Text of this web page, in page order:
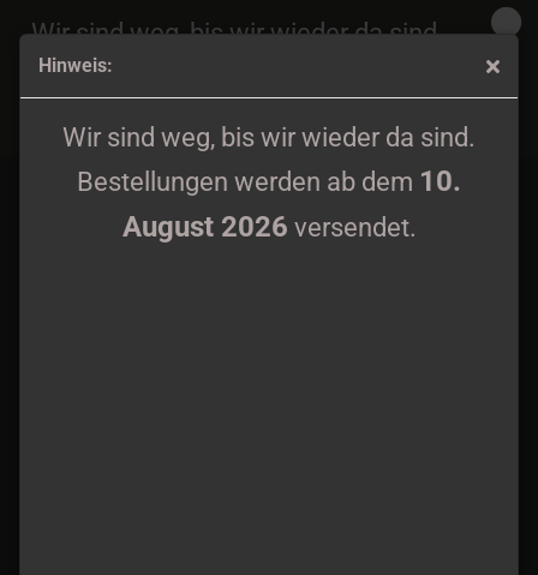
Hinweis:
Wir sind weg, bis wir wieder da sind.
Bestellungen werden ab dem 10.
August 2026 versendet.
Wir sind weg, bis wir wieder da sind.
Bestellungen werden ab dem
August 2026
versendet.